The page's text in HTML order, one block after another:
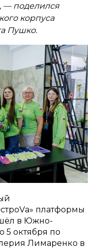
— поделился
корпуса
Пушко.
платформы
в Южно-
5 октября по
Лимаренко в